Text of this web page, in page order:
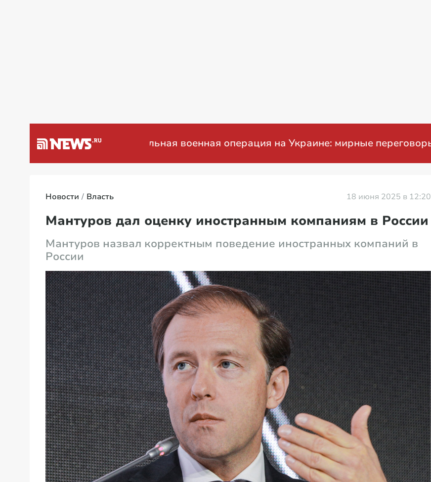
Специальная военная операция на Украине: мирные переговоры
Новости Власть 18 июня 2025 в 12:20
Мантуров дал оценку иностранным компаниям в России
Мантуров назвал корректным поведение иностранных компаний в
России